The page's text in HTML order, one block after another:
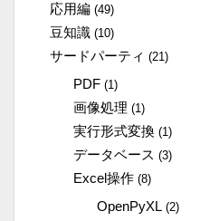
応用編 (49)
豆知識 (10)
サードパーティ (21)
PDF (1)
画像処理 (1)
実行形式変換 (1)
データベース (3)
Excel操作 (8)
OpenPyXL (2)